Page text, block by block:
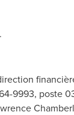
9993, poste